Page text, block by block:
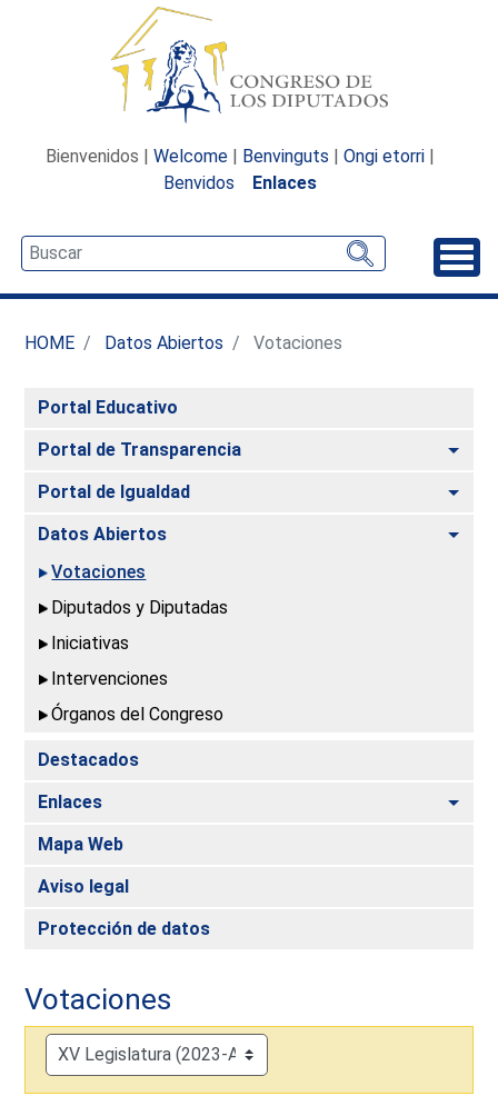
Bienvenidos | Welcome | Benvinguts | Ongi etorri |
Benvidos
Enlaces
HOME Datos Abiertos Votaciones
Portal Educativo
Portal de Transparencia
Portal de Igualdad
Datos Abiertos
Votaciones
Diputados y Diputadas
Iniciativas
Intervenciones
Órganos del Congreso
Destacados
Enlaces
Mapa Web
Aviso legal
Protección de datos
Votaciones